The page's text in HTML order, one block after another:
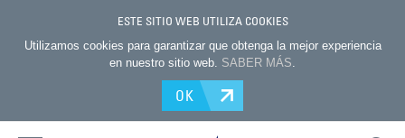
ESTE SITIO WEB UTILIZA COOKIES
Utilizamos cookies para garantizar que obtenga la mejor experiencia
en nuestro sitio web. SABER MÁS.
OK